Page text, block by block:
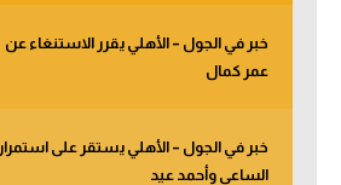
خبر في الجول – الأهلي يقرر الاستنغاء عن
عمر كمال
خبر في الجول – الأهلي يستقر على استمرار
الساعي وأحمد عيد